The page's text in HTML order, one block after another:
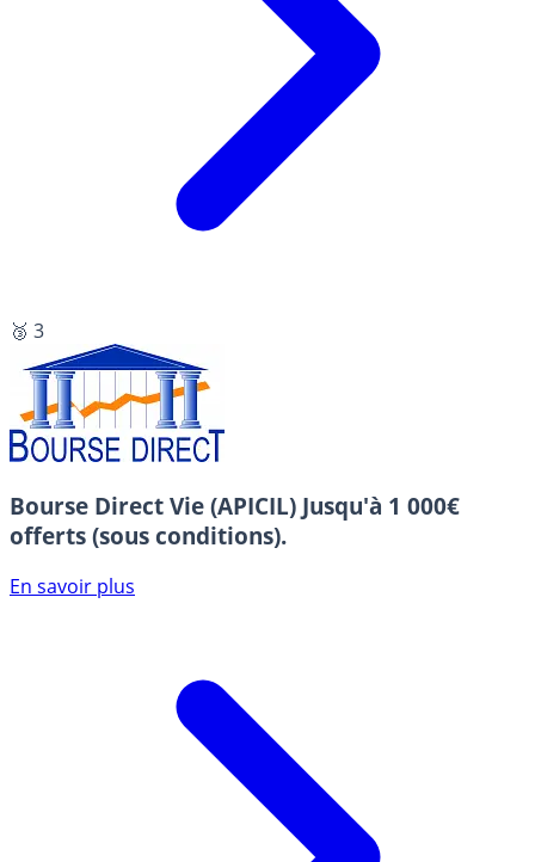
🥉 3
Bourse Direct Vie (APICIL) Jusqu'à 1 000€
offerts (sous conditions).
En savoir plus